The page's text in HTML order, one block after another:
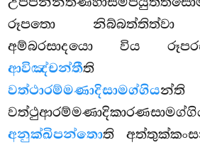
රූපතො නිබ්බත්තිත්වා
අම්බරසාදයො විය
ආවිඤ්චන්තීති
වත්ථාරම්මණාදිසාමග්ගියන්ති
අනුක්ඛිපන්තොති